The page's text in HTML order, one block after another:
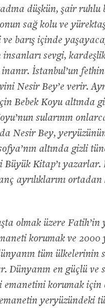
düşkün, şair ruhlu
sağ kolu ve
barış içinde
sevgi,
İstanbul’un
Nesir Bey’e verir.
Bebek Koyu altında
sularının
Nesir Bey,
altında gizli
Büyük Kitap’ı
ayrılıklarını
olmak üzere
korumak ve 2000
tüm ülkelerinin
Dünyanın en güçlü
korumak için
yeryüzündeki